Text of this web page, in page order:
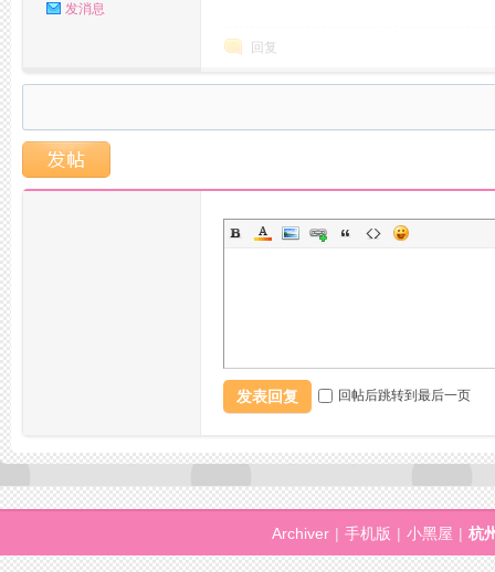
发消息
回复
发表回复 回帖后跳转到最后一页
Archiver | 手机版 | 小黑屋 | 杭